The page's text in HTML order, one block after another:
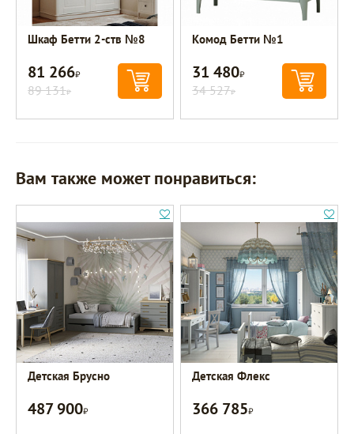
Шкаф Бетти 2-ств №8
81 266Р
89 131Р
Комод Бетти №1
31 480Р
34 527Р
Вам также может понравиться:
Детская Брусно
487 900Р
Детская Флекс
366 785Р